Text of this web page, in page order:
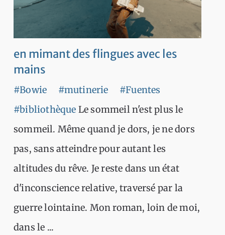
en mimant des flingues avec les
mains
#Bowie #mutinerie
#Fuentes
#bibliothèque Le sommeil n'est plus le
sommeil. Même quand je dors, je ne dors
pas, sans atteindre pour autant les
altitudes du rêve. Je reste dans un état
d'inconscience relative, traversé par la
guerre lointaine. Mon roman, loin de moi,
dans le ...